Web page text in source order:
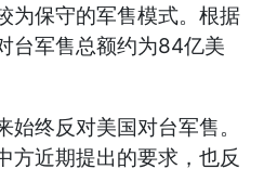
为保守的军售模式。根据
台军售总额约为84亿美
终反对美国对台军售。
方近期提出的要求，也反